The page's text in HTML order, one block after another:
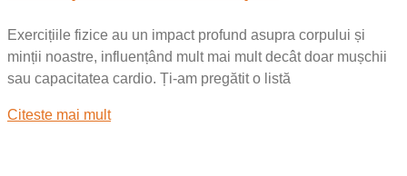
Exercițiile fizice au un impact profund asupra corpului și
minții noastre, influențând mult mai mult decât doar mușchii
sau capacitatea cardio. Ți-am pregătit o listă
Citeste mai mult